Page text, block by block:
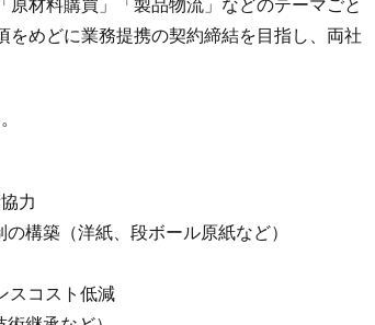
めどに業務提携の契約締結を目指し、両社
力
構築（洋紙、段ボール原紙など）
スコスト低減